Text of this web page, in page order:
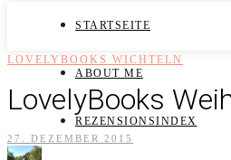
STARTSEITE
ABOUT ME
REZENSIONSINDEX
LOVELYBOOKS WICHTELN
LovelyBooks
27. DEZEMBER 2015